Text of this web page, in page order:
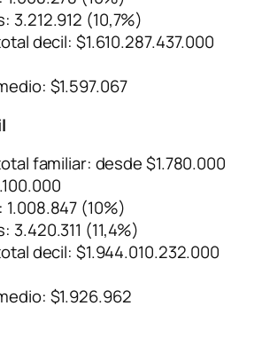
3.212.912 (10,7%)
decil: $1.610.287.437.000
$1.597.067
familiar: desde $1.780.000
(10%)
3.420.311 (11,4%)
decil: $1.944.010.232.000
$1.926.962